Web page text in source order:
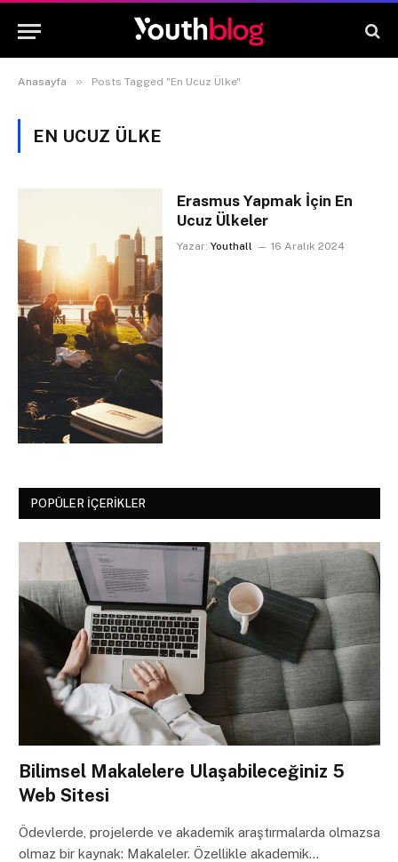
Anasayfa » Posts Tagged "En Ucuz Ülke"
EN UCUZ ÜLKE
Erasmus Yapmak İçin En
Ucuz Ülkeler
Yazar: Youthall 16 Aralık 2024
POPÜLER İÇERIKLER
Bilimsel Makalelere Ulaşabileceğiniz 5
Web Sitesi
Ödevlerde, projelerde ve akademik araştırmalarda olmazsa
olmaz bir kaynak: Makaleler. Özellikle akademik…